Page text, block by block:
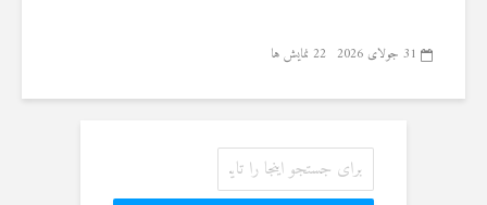
31 جولای 2026 22 نمایش ها